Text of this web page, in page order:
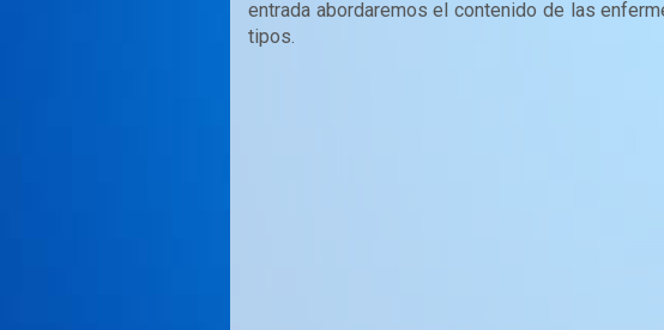
entrada abordaremos el contenido de las
tipos.